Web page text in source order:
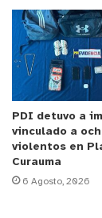
La
asistente de
un
espacios
semana que
“Estamos
este
PDI detuvo a
vinculado a
violentos en
Curauma
6 Agosto, 2026